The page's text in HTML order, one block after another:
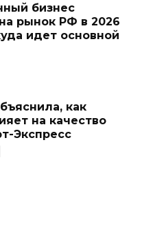
бизнес
рынок РФ в 2026
идет основной
как
на качество
Экспресс